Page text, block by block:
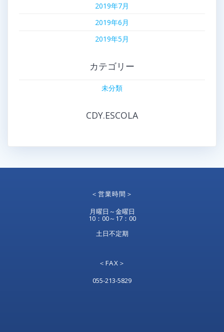
2019年7月
2019年6月
2019年5月
カテゴリー
未分類
CDY.ESCOLA
＜営業時間＞
月曜日～金曜日
10：00～17：00
土日不定期
＜FAX＞
055-213-5829